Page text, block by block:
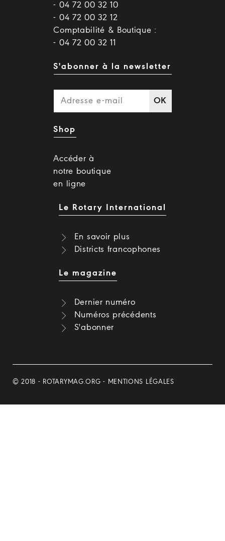
- 04 72 00 32 10
- 04 72 00 32 12
Comptabilité & Boutique :
- 04 72 00 32 11
S'abonner à la newsletter
OK
Shop
Accéder à
notre boutique
en ligne
Le Rotary International
En savoir plus
Districts francophones
Le magazine
Dernier numéro
Numéros précédents
S'abonner
© 2018 - ROTARYMAG.ORG - MENTIONS LÉGALES